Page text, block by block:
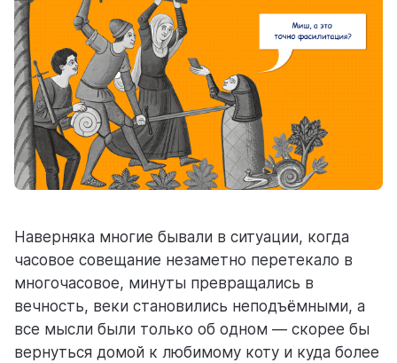
блог
полезности и рассказы о приятном
цены
тарифные планы для любых команд
помощь
помогаем научиться работать в Weeek
Наверняка многие бывали в ситуации, когда
часовое совещание незаметно перетекало в
многочасовое, минуты превращались в
вечность, веки становились неподъёмными, а
все мысли были только об одном — скорее бы
вернуться домой к любимому коту и куда более